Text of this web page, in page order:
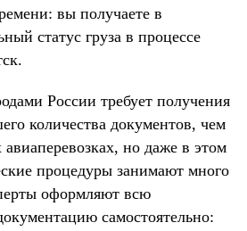
вы получаете в
статус груза в процессе
России требует получения
количества документов, чем
но даже в этом
процедуры занимают много
оформляют всю
самостоятельно: